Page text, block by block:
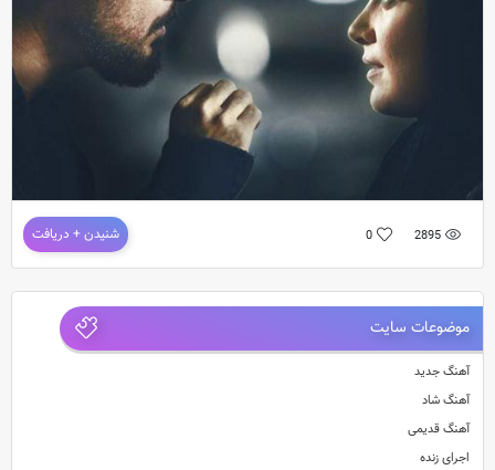
فیلم ایرانی خشم و هیاهو
2895
0 شنیدن + دریافت
موضوعات سایت
آهنگ جدید
آهنگ شاد
آهنگ قدیمی
اجرای زنده